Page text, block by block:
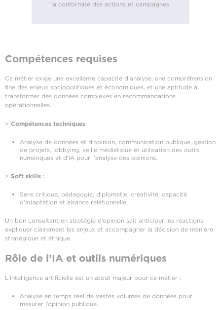
la conformité des actions et campagnes.
Compétences requises
Ce métier exige une excellente capacité d’analyse, une compréhension
fine des enjeux sociopolitiques et économiques, et une aptitude à
transformer des données complexes en recommandations
opérationnelles.
> Compétences techniques :
Analyse de données et d’opinion, communication publique, gestion
de projets, lobbying, veille médiatique et utilisation des outils
numériques et d’IA pour l’analyse des opinions.
> Soft skills :
Sens critique, pédagogie, diplomatie, créativité, capacité
d’adaptation et aisance relationnelle.
Un bon consultant en stratégie d’opinion sait anticiper les réactions,
expliquer clairement les enjeux et accompagner la décision de manière
stratégique et éthique.
Rôle de l’IA et outils numériques
L’intelligence artificielle est un atout majeur pour ce métier :
Analyse en temps réel de vastes volumes de données pour
mesurer l’opinion publique.